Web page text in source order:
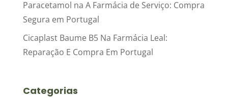
Paracetamol na A Farmácia de Serviço: Compra
Segura em Portugal
Cicaplast Baume B5 Na Farmácia Leal:
Reparação E Compra Em Portugal
Categorias